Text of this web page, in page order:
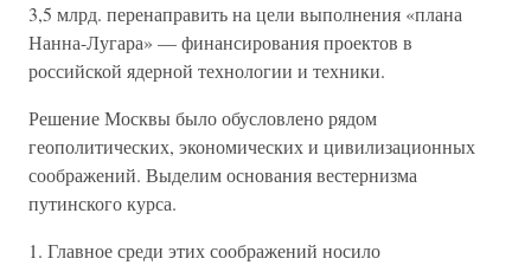
3,5 млрд. перенаправить на цели выполнения «плана
Нанна-Лугара» — финансирования проектов в
российской ядерной технологии и техники.
Решение Москвы было обусловлено рядом
геополитических, экономических и цивилизационных
соображений. Выделим основания вестернизма
путинского курса.
1. Главное среди этих соображений носило